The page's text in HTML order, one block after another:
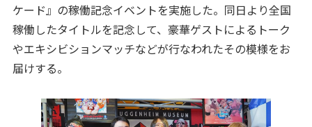
ケード』の稼働記念イベントを実施した。同日より全国
稼働したタイトルを記念して、豪華ゲストによるトーク
やエキシビションマッチなどが行なわれたその模様をお
届けする。